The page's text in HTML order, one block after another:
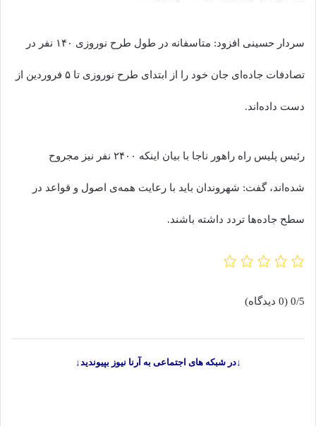
سردار حسینی افزود: متاسفانه در طول طرح نوروزی ۱۴۰ نفر در
تصادفات جاده‌ای جان خود را از ابتدای طرح نوروزی تا ۵ فروردین از
دست داده‌اند.
رئیس پلیس راه راهور ناجا با بیان اینکه ۲۴۰۰ نفر نیز مجروح
شده‌اند، گفت: شهروندان باید با رعایت همه‌ی اصول و قواعد در
سطح جاده‌ها تردد داشته باشند.
0/5 (0 دیدگاه)
↓در شبکه های اجتماعی به آرنا نیوز بپیوندید↓